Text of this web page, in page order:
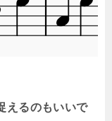
えるのもいいで